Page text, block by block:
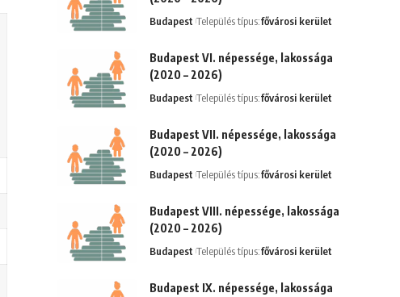
Budapest Település típus:fővárosi kerület
Budapest VI. népessége, lakossága
(2020 – 2026)
Budapest Település típus:fővárosi kerület
Budapest VII. népessége, lakossága
(2020 – 2026)
Budapest Település típus:fővárosi kerület
Budapest VIII. népessége, lakossága
(2020 – 2026)
Budapest Település típus:fővárosi kerület
Budapest IX. népessége, lakossága